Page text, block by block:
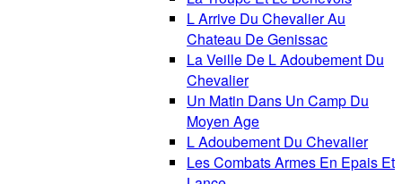
L Arrive Du Chevalier Au
Chateau De Genissac
La Veille De L Adoubement Du
Chevalier
Un Matin Dans Un Camp Du
Moyen Age
L Adoubement Du Chevalier
Les Combats Armes En Epais Et